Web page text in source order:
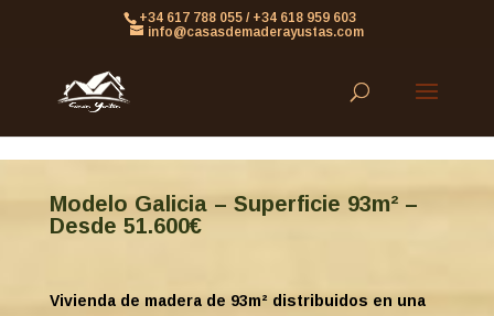
861613063953479
+34 617 788 055 / +34 618 959 603
info@casasdemaderayustas.com
Modelo Galicia – Superficie 93m² –
Desde 51.600€
Vivienda de madera de 93m² distribuidos en una